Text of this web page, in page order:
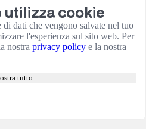
utilizza cookie
dati che vengono salvate nel tuo
l'esperienza sul sito web. Per
nostra privacy policy e la nostra
tutto